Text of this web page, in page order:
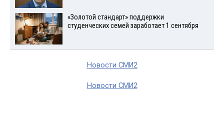
«Золотой стандарт» поддержки
студенческих семей заработает 1 сентября
Новости СМИ2
Новости СМИ2